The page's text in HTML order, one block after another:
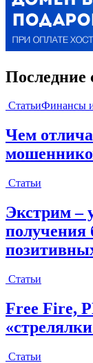
Последние
СтатьиФинансы
Чем
Статьи
Экстрим –
получения
Статьи
Free Fire,
Статьи